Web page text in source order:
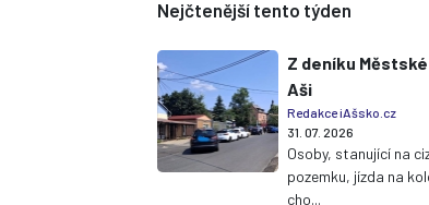
Nejčtenější tento týden
Z deníku
Aši
Redakce iAšsko.cz
31. 07. 2026
Osoby, stanující na
pozemku, jízda na
cho...